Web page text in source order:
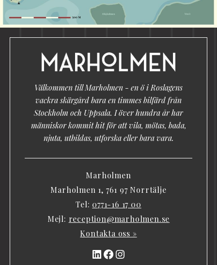
Välkommen till Marholmen - en ö i Roslagens
vackra skärgård bara en timmes bilfärd från
Stockholm och Uppsala. I över hundra år har
människor kommit hit för att vila, mötas, bada,
njuta, utbildas, utforska eller bara vara.
Marholmen
Marholmen 1, 761 97 Norrtälje
Tel: 0771-16 17 00
Mejl: reception@marholmen.se
Kontakta oss »
LinkedIn
Facebook
Instagram